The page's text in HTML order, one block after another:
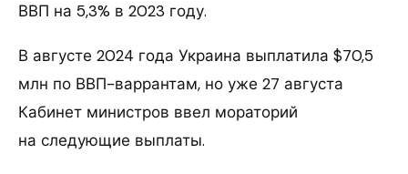
ВВП на 5,3% в 2023 году.
В августе 2024 года Украина выплатила $70,5
млн по ВВП-варрантам, но уже 27 августа
Кабинет министров ввел мораторий
на следующие выплаты.